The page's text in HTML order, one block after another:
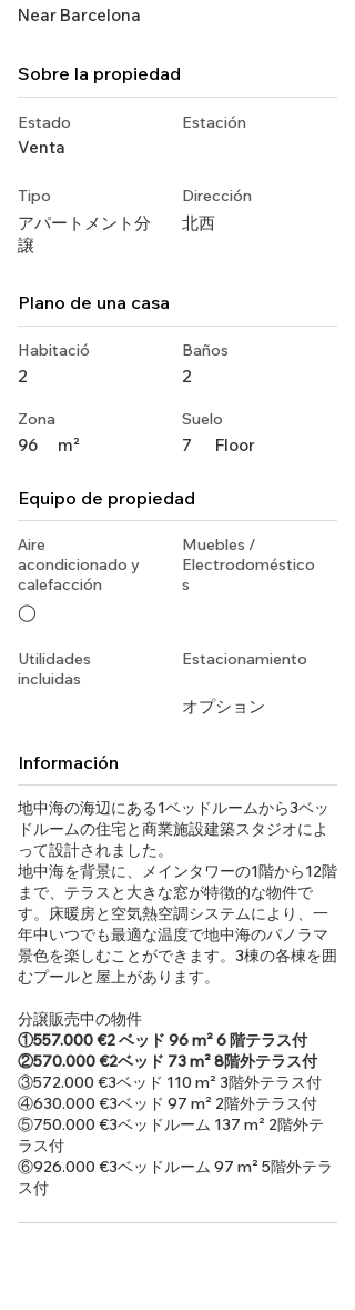
Near Barcelona
Sobre la propiedad
Estado
Venta
Estación
Tipo
アパートメント分
譲
Dirección
北西
Plano de una casa
Habitació
2
Zona
96 m²
Baños
2
Suelo
7 Floor
Equipo de propiedad
Aire
acondicionado y
calefacción
◯
Muebles /
Electrodoméstico
s
Utilidades
incluidas
Estacionamiento
オプション
Información
地中海の海辺にある1ベッドルームから3ベッ
ドルームの住宅と商業施設建築スタジオによ
って設計されました。
地中海を背景に、メインタワーの1階から12階
まで、テラスと大きな窓が特徴的な物件で
す。床暖房と空気熱空調システムにより、一
年中いつでも最適な温度で地中海のパノラマ
景色を楽しむことができます。3棟の各棟を囲
むプールと屋上があります。
分譲販売中の物件
①557.000 €2 ベッド 96 m² 6 階テラス付
②570.000 €2ベッド 73 m² 8階外テラス付
③572.000 €3ベッド 110 m² 3階外テラス付
④630.000 €3ベッド 97 m² 2階外テラス付
⑤750.000 €3ベッドルーム 137 m² 2階外テ
ラス付
⑥926.000 €3ベッドルーム 97 m² 5階外テラ
ス付